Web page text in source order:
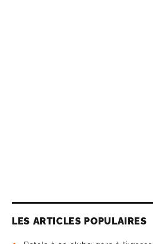
LES ARTICLES POPULAIRES